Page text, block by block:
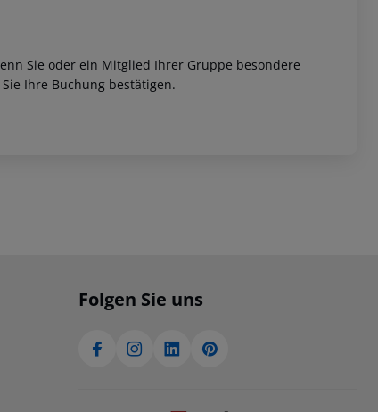
Sie oder ein Mitglied Ihrer Gruppe besondere
Ihre Buchung bestätigen.
Folgen Sie uns